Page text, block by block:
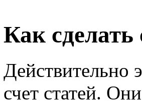
Как
Действительно
счет статей.